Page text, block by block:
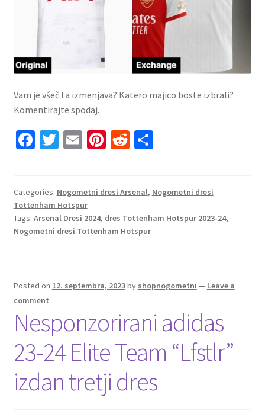
Vam je všeč ta izmenjava? Katero majico boste izbrali?
Komentirajte spodaj.
Fa
o
o
k
T
er
E
l
Pi
es
t
R
di
t
S
e
Categories: Nogometni dresi Arsenal, Nogometni dresi
Tottenham Hotspur
Tags: Arsenal Dresi 2024, dres Tottenham Hotspur 2023-24,
Nogometni dresi Tottenham Hotspur
Posted on 12. septembra, 2023by shopnogometni — Leave a
comment
Nesponzorirani adidas
23-24 Elite Team “Lfstlr”
izdan tretji dres